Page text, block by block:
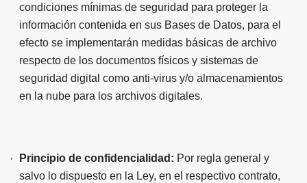
condiciones mínimas de seguridad para proteger la
información contenida en sus Bases de Datos, para el
efecto se implementarán medidas básicas de archivo
respecto de los documentos físicos y sistemas de
seguridad digital como anti-virus y/o almacenamientos
en la nube para los archivos digitales.
Principio de confidencialidad: Por regla general y
salvo lo dispuesto en la Ley, en el respectivo contrato,